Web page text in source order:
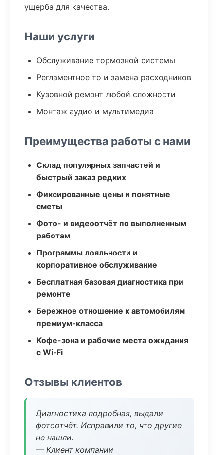
ущерба для качества.
Наши услуги
Обслуживание тормозной системы
Регламентное то и замена расходников
Кузовной ремонт любой сложности
Монтаж аудио и мультимедиа
Преимущества работы с нами
Склад популярных запчастей и
быстрый заказ редких
Фиксированные цены и понятные
сметы
Фото- и видеоотчёт по выполненным
работам
Программы лояльности и
корпоративное обслуживание
Бесплатная базовая диагностика при
ремонте
Бережное отношение к автомобилям
премиум-класса
Кофе-зона и рабочие места ожидания
с Wi‑Fi
Отзывы клиентов
Диагностика подробная, выдали
фотоотчёт. Исправили то, что другие
не нашли.
— Клиент компании